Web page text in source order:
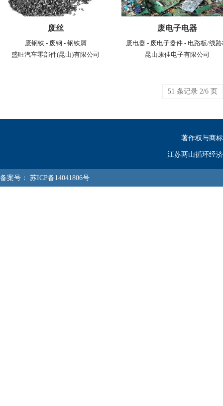
废丝
废钢铁 - 废钢 - 钢铁屑
盛旺汽车零部件(昆山)有限公司
废电子电器
废电器 - 废电子器件 - 电路板/线
昆山康佳电子有限公司
51 条记录 2/6 页
著作权与商
江苏两山循环经
备案号： 苏ICP备14041806号